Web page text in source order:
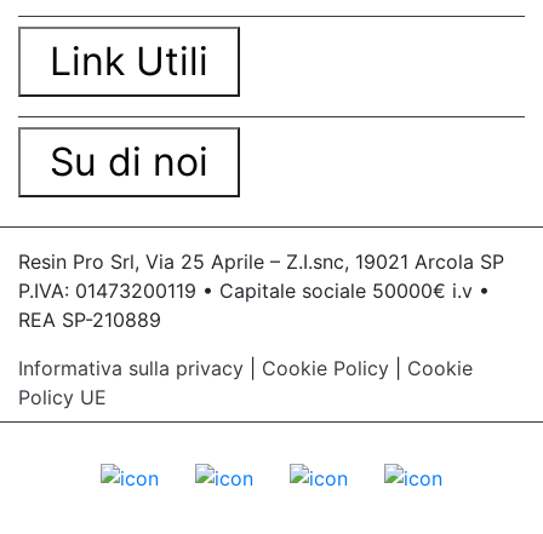
Link Utili
Su di noi
Resin Pro Srl, Via 25 Aprile – Z.I.snc, 19021 Arcola SP
P.IVA: 01473200119 • Capitale sociale 50000€ i.v •
REA SP-210889
Informativa sulla privacy
Cookie Policy
Cookie
Policy UE